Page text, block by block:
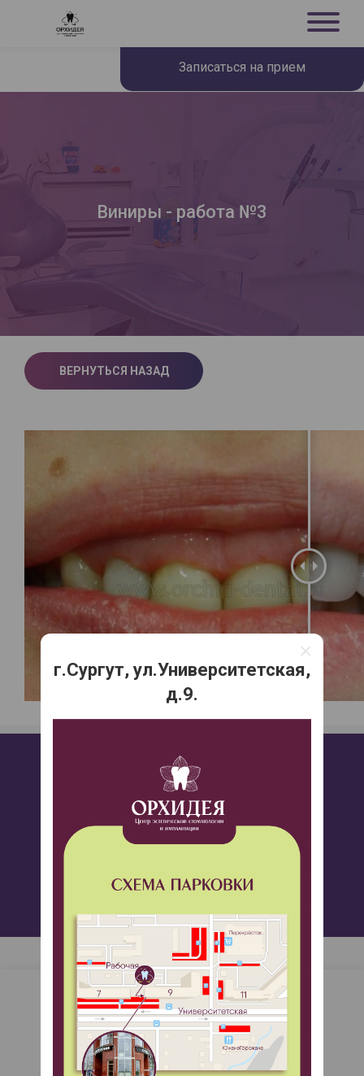
г.Сургут, ул.Университетская,
д.9.
×
Записаться на прием
Виниры - работа №3
ВЕРНУТЬСЯ НАЗАД
Столкнулись с такой же проблемой?
Оставьте заявку и мы вам перезвоним!